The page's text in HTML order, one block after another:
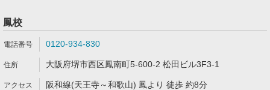
鳳校
0120-934-830
大阪府堺市西区鳳南町5-600-2 松田ビル3F3-1
阪和線(天王寺～和歌山) 鳳より 徒歩 約8分